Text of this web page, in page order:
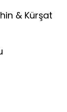
& Kürşat